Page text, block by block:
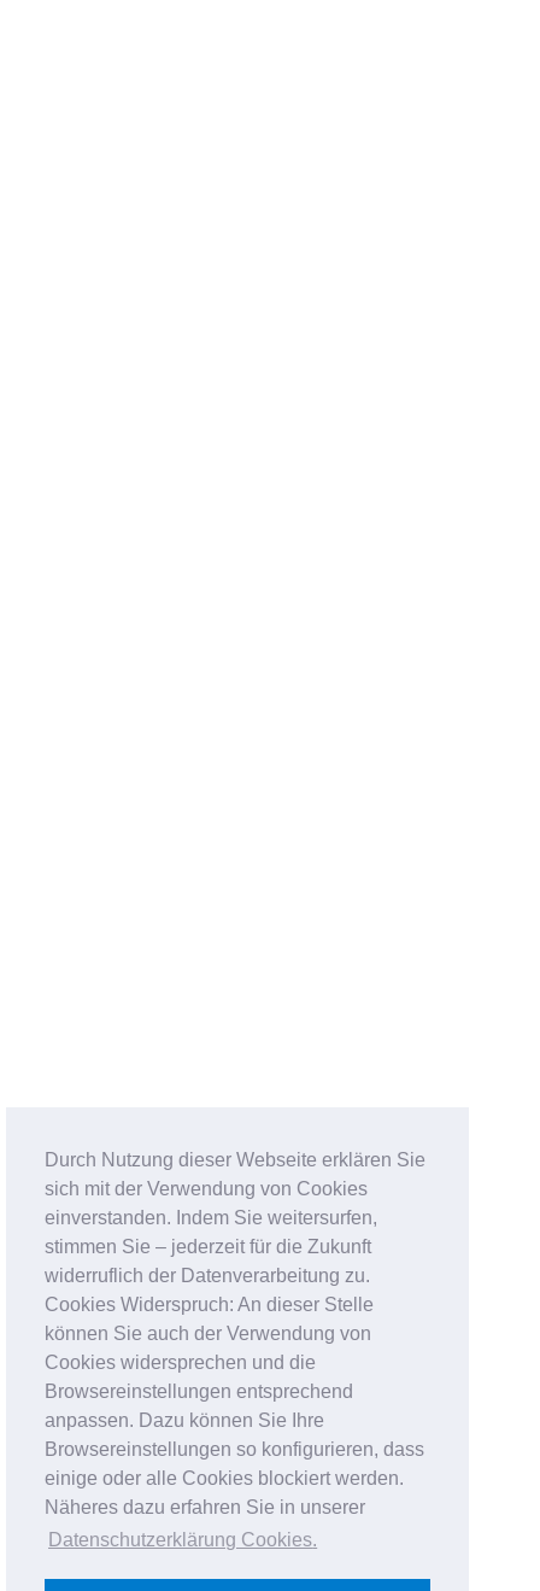
Durch Nutzung dieser Webseite erklären Sie
sich mit der Verwendung von Cookies
einverstanden. Indem Sie weitersurfen,
stimmen Sie – jederzeit für die Zukunft
widerruflich der Datenverarbeitung zu.
Cookies Widerspruch: An dieser Stelle
können Sie auch der Verwendung von
Cookies widersprechen und die
Browsereinstellungen entsprechend
anpassen. Dazu können Sie Ihre
Browsereinstellungen so konfigurieren, dass
einige oder alle Cookies blockiert werden.
Näheres dazu erfahren Sie in unserer
Datenschutzerklärung Cookies.